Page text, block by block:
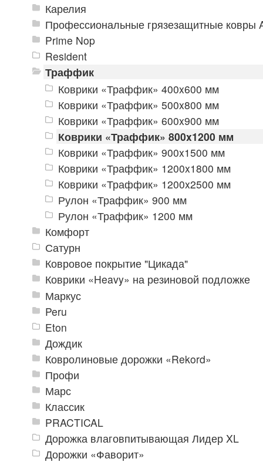
Карелия
Профессиональные грязезащитные ковры
Prime Nop
Resident
Траффик
Коврики «Траффик» 400x600 мм
Коврики «Траффик» 500x800 мм
Коврики «Траффик» 600x900 мм
Коврики «Траффик» 800x1200 мм
Коврики «Траффик» 900x1500 мм
Коврики «Траффик» 1200x1800 мм
Коврики «Траффик» 1200x2500 мм
Рулон «Траффик» 900 мм
Рулон «Траффик» 1200 мм
Комфорт
Сатурн
Ковровое покрытие "Цикада"
Коврики «Heavy» на резиновой подложке
Маркус
Peru
Eton
Дождик
Ковролиновые дорожки «Rekord»
Профи
Марс
Классик
PRACTICAL
Дорожка влаговпитывающая Лидер XL
Дорожки «Фаворит»